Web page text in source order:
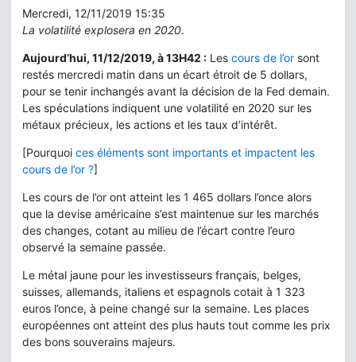
Mercredi, 12/11/2019 15:35
La volatilité explosera en 2020.
Aujourd’hui, 11/12/2019, à 13H42 : Les cours de l’or sont
restés mercredi matin dans un écart étroit de 5 dollars,
pour se tenir inchangés avant la décision de la Fed demain.
Les spéculations indiquent une volatilité en 2020 sur les
métaux précieux, les actions et les taux d’intérêt.
[Pourquoi ces éléments sont importants et impactent les
cours de l’or ?]
Les cours de l’or ont atteint les 1 465 dollars l’once alors
que la devise américaine s’est maintenue sur les marchés
des changes, cotant au milieu de l’écart contre l’euro
observé la semaine passée.
Le métal jaune pour les investisseurs français, belges,
suisses, allemands, italiens et espagnols cotait à 1 323
euros l’once, à peine changé sur la semaine. Les places
européennes ont atteint des plus hauts tout comme les prix
des bons souverains majeurs.